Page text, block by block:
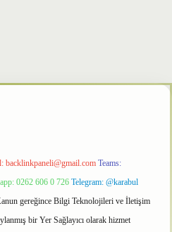
backlinkpaneli@gmail.com Teams:
0262 606 0 726 Telegram: @karabul
gereğince Bilgi Teknolojileri ve İletişim
bir Yer Sağlayıcı olarak hizmet